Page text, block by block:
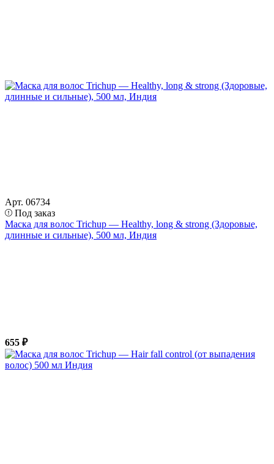
Арт. 06734
Под заказ
Маска для волос Trichup — Healthy, long & strong (Здоровые,
длинные и сильные), 500 мл, Индия
655 ₽